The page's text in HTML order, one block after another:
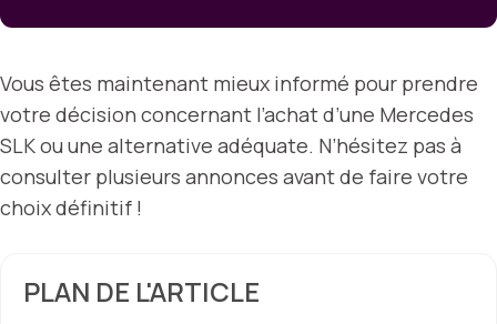
Vous êtes maintenant mieux informé pour prendre
votre décision concernant l’achat d’une Mercedes
SLK ou une alternative adéquate. N’hésitez pas à
consulter plusieurs annonces avant de faire votre
choix définitif !
PLAN DE L'ARTICLE